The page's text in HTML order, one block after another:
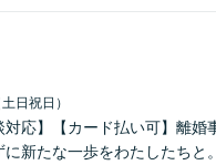
日祝日）
応】【カード払い可】離婚
新たな一歩をわたしたちと。